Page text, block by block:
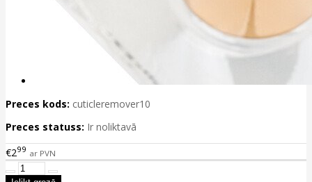
Preces kods: cuticleremover10
Preces statuss: Ir noliktavā
€299 ar PVN